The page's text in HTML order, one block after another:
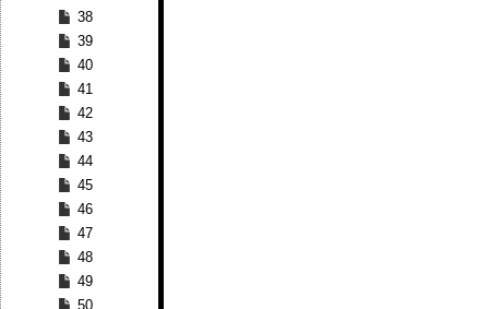
38
39
40
41
42
43
44
45
46
47
48
49
50